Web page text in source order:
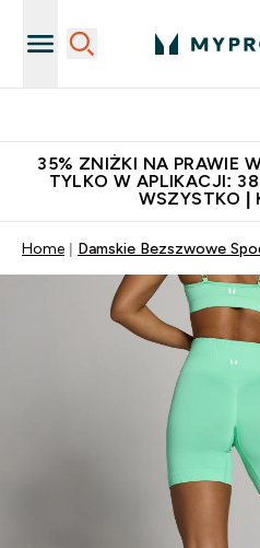
35% ZNIŻKI NA PRAWIE
TYLKO W APLIKACJI:
WSZYSTKO |
Home Damskie Bezszwowe